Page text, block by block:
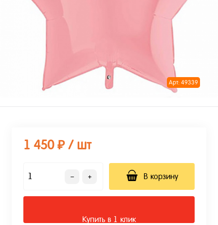
Арт: 49339
1 450 ₽ / шт
В корзину
Купить в 1 клик